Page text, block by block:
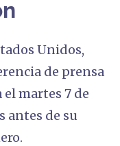
Unidos,
de prensa
martes 7 de
antes de su